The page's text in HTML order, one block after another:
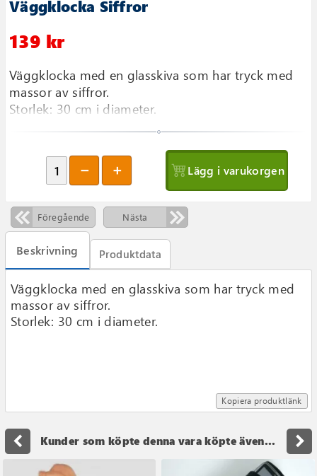
Väggklocka Siffror
139 kr
Väggklocka med en glasskiva som har tryck med
massor av siffror.
Storlek: 30 cm i diameter.
Lägg i varukorgen
Föregående Nästa
Beskrivning Produktdata
Kopiera produktlänk
Väggklocka med en glasskiva som har tryck med
massor av siffror.
Storlek: 30 cm i diameter.
Kunder som köpte denna vara köpte även...
navigate_before navigate_next